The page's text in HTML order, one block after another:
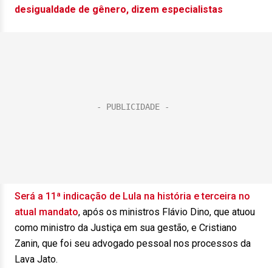
desigualdade de gênero, dizem especialistas
Será a 11ª indicação de Lula na história e terceira no
atual mandato, após os ministros Flávio Dino, que atuou
como ministro da Justiça em sua gestão, e Cristiano
Zanin, que foi seu advogado pessoal nos processos da
Lava Jato.